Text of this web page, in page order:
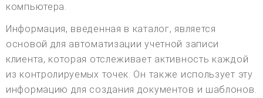
компьютера.
Информация, введенная в каталог, является
основой для автоматизации учетной записи
клиента, которая отслеживает активность каждой
из контролируемых точек. Он также использует эту
информацию для создания документов и шаблонов.